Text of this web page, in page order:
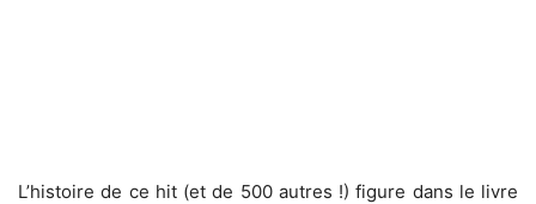
L’histoire de ce hit (et de 500 autres !) figure dans le livre